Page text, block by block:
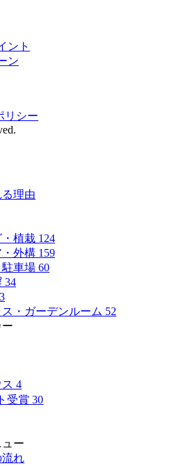
ント
ン
リシー
理由
・植栽 124
外構 159
駐車場 60
34
・ガーデンルーム 52
4
受賞 30
ー
流れ